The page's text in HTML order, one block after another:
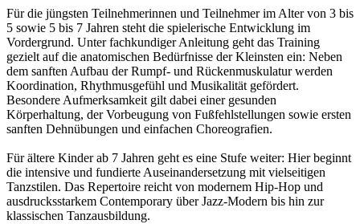
Für die jüngsten Teilnehmerinnen und Teilnehmer im Alter von 3 bis
5 sowie 5 bis 7 Jahren steht die spielerische Entwicklung im
Vordergrund. Unter fachkundiger Anleitung geht das Training
gezielt auf die anatomischen Bedürfnisse der Kleinsten ein: Neben
dem sanften Aufbau der Rumpf- und Rückenmuskulatur werden
Koordination, Rhythmusgefühl und Musikalität gefördert.
Besondere Aufmerksamkeit gilt dabei einer gesunden
Körperhaltung, der Vorbeugung von Fußfehlstellungen sowie ersten
sanften Dehnübungen und einfachen Choreografien.
Für ältere Kinder ab 7 Jahren geht es eine Stufe weiter: Hier beginnt
die intensive und fundierte Auseinandersetzung mit vielseitigen
Tanzstilen. Das Repertoire reicht von modernem Hip-Hop und
ausdrucksstarkem Contemporary über Jazz-Modern bis hin zur
klassischen Tanzausbildung.